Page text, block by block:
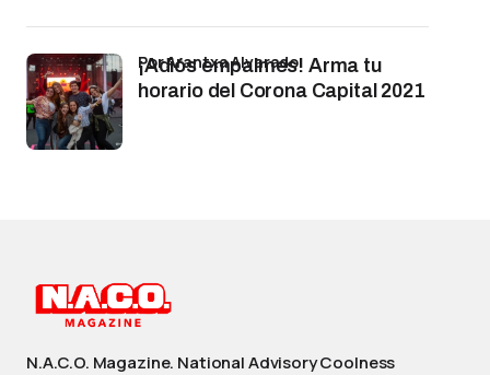
¡Adiós empalmes! Arma tu
horario del Corona Capital 2021
por Arantxa Alvarado
N.A.C.O. Magazine. National Advisory Coolness